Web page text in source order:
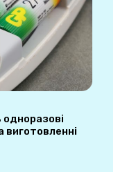
виготовленні